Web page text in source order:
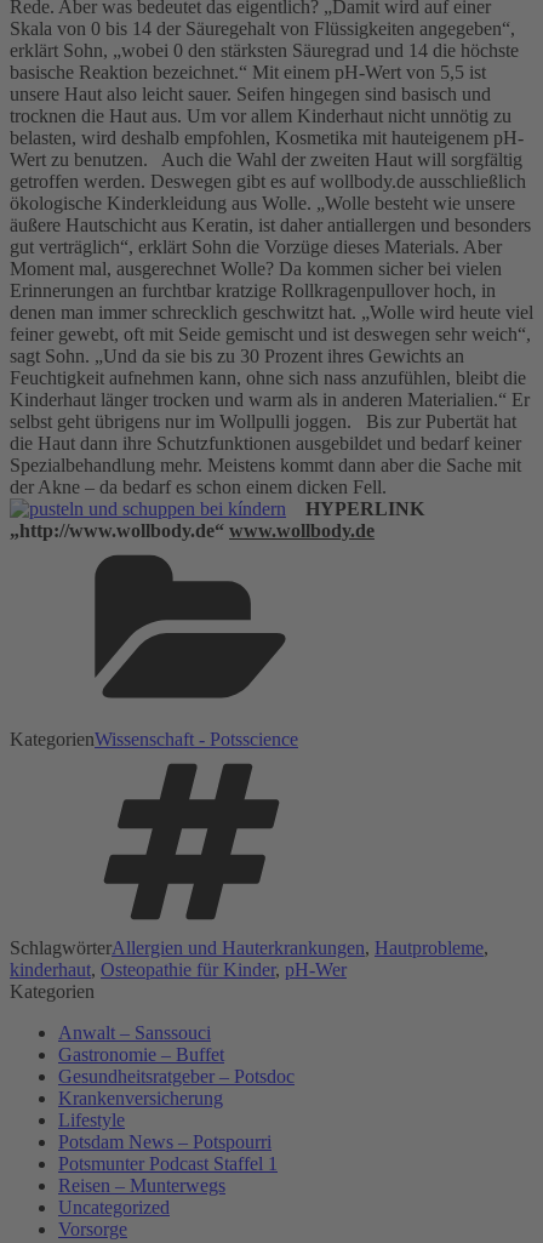
Rede. Aber was bedeutet das eigentlich? „Damit wird auf einer
Skala von 0 bis 14 der Säuregehalt von Flüssigkeiten angegeben“,
erklärt Sohn, „wobei 0 den stärksten Säuregrad und 14 die höchste
basische Reaktion bezeichnet.“ Mit einem pH-Wert von 5,5 ist
unsere Haut also leicht sauer. Seifen hingegen sind basisch und
trocknen die Haut aus. Um vor allem Kinderhaut nicht unnötig zu
belasten, wird deshalb empfohlen, Kosmetika mit hauteigenem pH-
Wert zu benutzen. Auch die Wahl der zweiten Haut will sorgfältig
getroffen werden. Deswegen gibt es auf wollbody.de ausschließlich
ökologische Kinderkleidung aus Wolle. „Wolle besteht wie unsere
äußere Hautschicht aus Keratin, ist daher antiallergen und besonders
gut verträglich“, erklärt Sohn die Vorzüge dieses Materials. Aber
Moment mal, ausgerechnet Wolle? Da kommen sicher bei vielen
Erinnerungen an furchtbar kratzige Rollkragenpullover hoch, in
denen man immer schrecklich geschwitzt hat. „Wolle wird heute viel
feiner gewebt, oft mit Seide gemischt und ist deswegen sehr weich“,
sagt Sohn. „Und da sie bis zu 30 Prozent ihres Gewichts an
Feuchtigkeit aufnehmen kann, ohne sich nass anzufühlen, bleibt die
Kinderhaut länger trocken und warm als in anderen Materialien.“ Er
selbst geht übrigens nur im Wollpulli joggen. Bis zur Pubertät hat
die Haut dann ihre Schutzfunktionen ausgebildet und bedarf keiner
Spezialbehandlung mehr. Meistens kommt dann aber die Sache mit
der Akne – da bedarf es schon einem dicken Fell.
HYPERLINK
„http://www.wollbody.de“ www.wollbody.de
KategorienWissenschaft - Potsscience
SchlagwörterAllergien und Hauterkrankungen, Hautprobleme,
kinderhaut, Osteopathie für Kinder, pH-Wer
Kategorien
Anwalt – Sanssouci
Gastronomie – Buffet
Gesundheitsratgeber – Potsdoc
Krankenversicherung
Lifestyle
Potsdam News – Potspourri
Potsmunter Podcast Staffel 1
Reisen – Munterwegs
Uncategorized
Vorsorge